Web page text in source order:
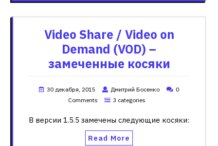
Video Share / Video on
Demand (VOD) –
замеченные косяки
30 декабря, 2015 Дмитрий Босенко
0
Comments
3 categories
В версии 1.5.5 замечены следующие косяки:
Read More